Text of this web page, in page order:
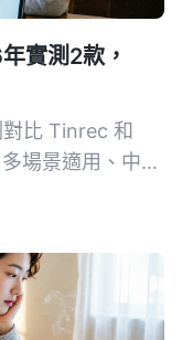
實測2款，
比 Tinrec 和
場景適用、中文